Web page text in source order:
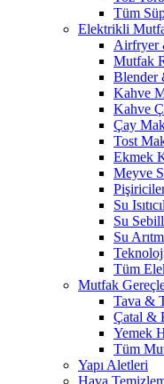
Tüm
Elektrikli
Airfryer
Mutfak
Blender
Kahve
Kahve
Çay
Tost
Ekmek
Meyve
Su
Su
Su
Tüm
Mutfak
Tava &
Çatal &
Yemek
Tüm
Yapı Aletleri
Hava